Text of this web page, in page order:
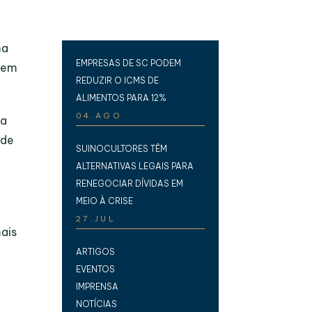
EMPRESAS DE SC PODEM
REDUZIR O ICMS DE
ALIMENTOS PARA 12%
04.AGO
SUINOCULTORES TÊM
ALTERNATIVAS LEGAIS PARA
RENEGOCIAR DÍVIDAS EM
MEIO À CRISE
27.JUL
ARTIGOS
EVENTOS
IMPRENSA
NOTÍCIAS